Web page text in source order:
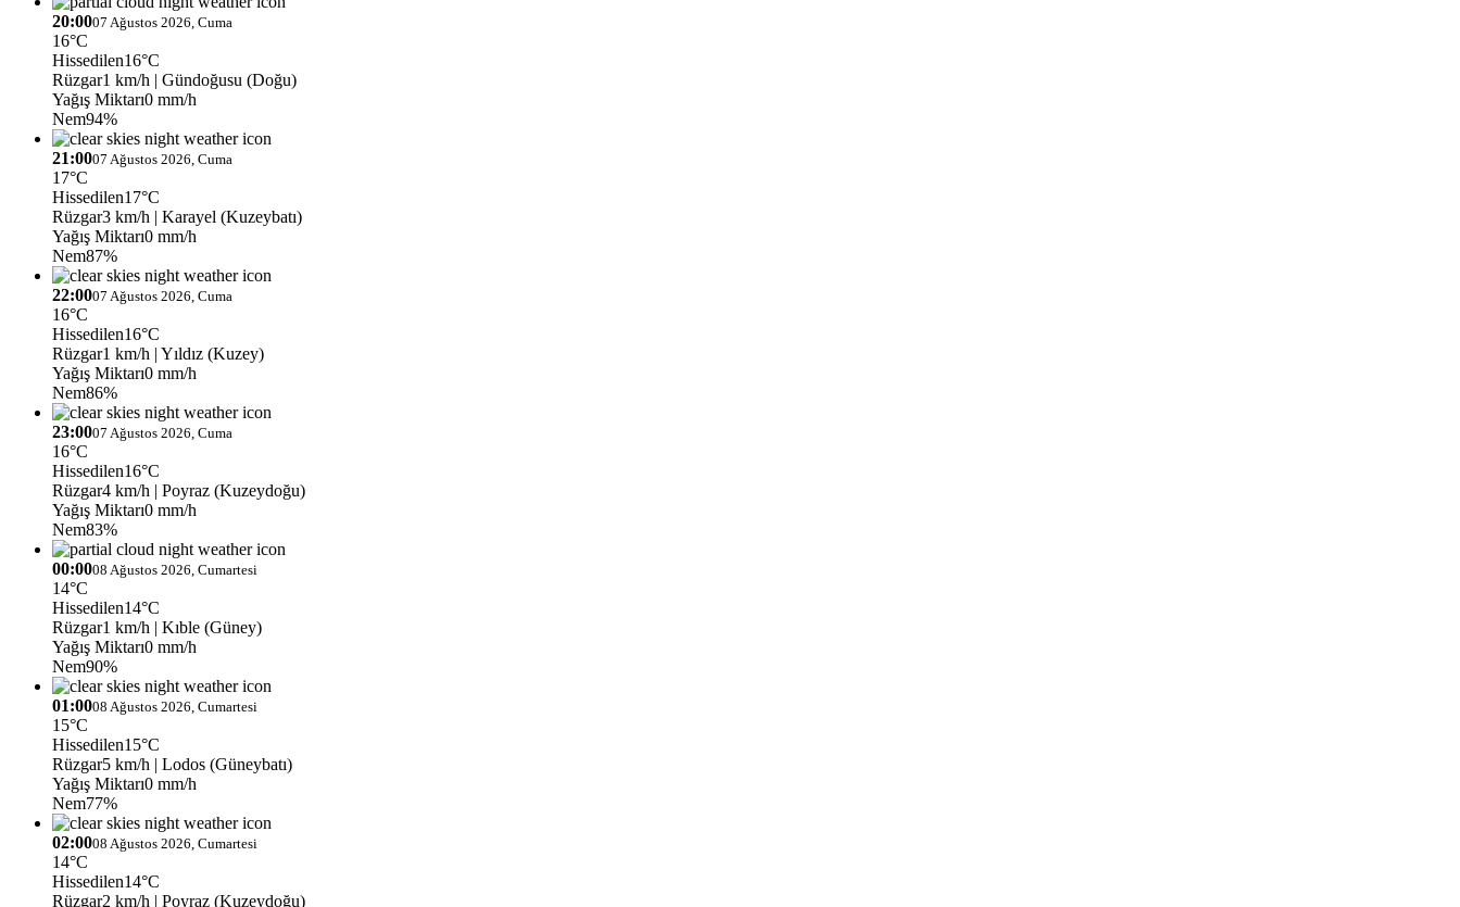
20:0007 Ağustos 2026, Cuma
16°C
Hissedilen16°C
Rüzgar1 km/h | Gündoğusu (Doğu)
Yağış Miktarı0 mm/h
Nem94%
21:0007 Ağustos 2026, Cuma
17°C
Hissedilen17°C
Rüzgar3 km/h | Karayel (Kuzeybatı)
Yağış Miktarı0 mm/h
Nem87%
22:0007 Ağustos 2026, Cuma
16°C
Hissedilen16°C
Rüzgar1 km/h | Yıldız (Kuzey)
Yağış Miktarı0 mm/h
Nem86%
23:0007 Ağustos 2026, Cuma
16°C
Hissedilen16°C
Rüzgar4 km/h | Poyraz (Kuzeydoğu)
Yağış Miktarı0 mm/h
Nem83%
00:0008 Ağustos 2026, Cumartesi
14°C
Hissedilen14°C
Rüzgar1 km/h | Kıble (Güney)
Yağış Miktarı0 mm/h
Nem90%
01:0008 Ağustos 2026, Cumartesi
15°C
Hissedilen15°C
Rüzgar5 km/h | Lodos (Güneybatı)
Yağış Miktarı0 mm/h
Nem77%
02:0008 Ağustos 2026, Cumartesi
14°C
Hissedilen14°C
Rüzgar2 km/h | Poyraz (Kuzeydoğu)